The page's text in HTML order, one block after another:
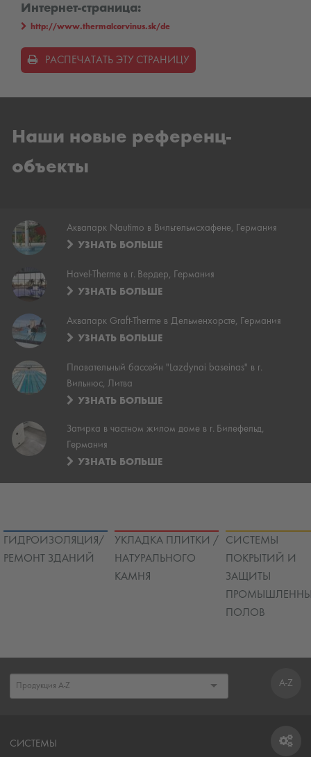
Интернет-страница:
http://www.thermalcorvinus.sk/de
РАСПЕЧАТАТЬ ЭТУ СТРАНИЦУ
Наши новые референц-
объекты
Аквапарк Nautimo в Вильгельмсхафене, Германия
УЗНАТЬ БОЛЬШЕ
Havel-Therme в г. Вердер, Германия
УЗНАТЬ БОЛЬШЕ
Аквапарк Graft-Therme в Дельменхорсте, Германия
УЗНАТЬ БОЛЬШЕ
Плавательный бассейн "Lazdynai baseinas" в г.
Вильнюс, Литва
УЗНАТЬ БОЛЬШЕ
Затирка в частном жилом доме в г. Билефельд,
Германия
УЗНАТЬ БОЛЬШЕ
ГИДРОИЗОЛЯЦИЯ/
РЕМОНТ ЗДАНИЙ
УКЛАДКА ПЛИТКИ /
НАТУРАЛЬНОГО
КАМНЯ
СИСТЕМЫ
ПОКРЫТИЙ И
ЗАЩИТЫ
ПОЛОВ
A-Z
СИСТЕМЫ